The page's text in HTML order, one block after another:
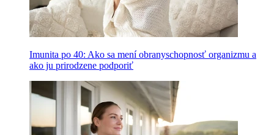
Imunita po 40: Ako sa mení obranyschopnosť organizmu a
ako ju prirodzene podporiť